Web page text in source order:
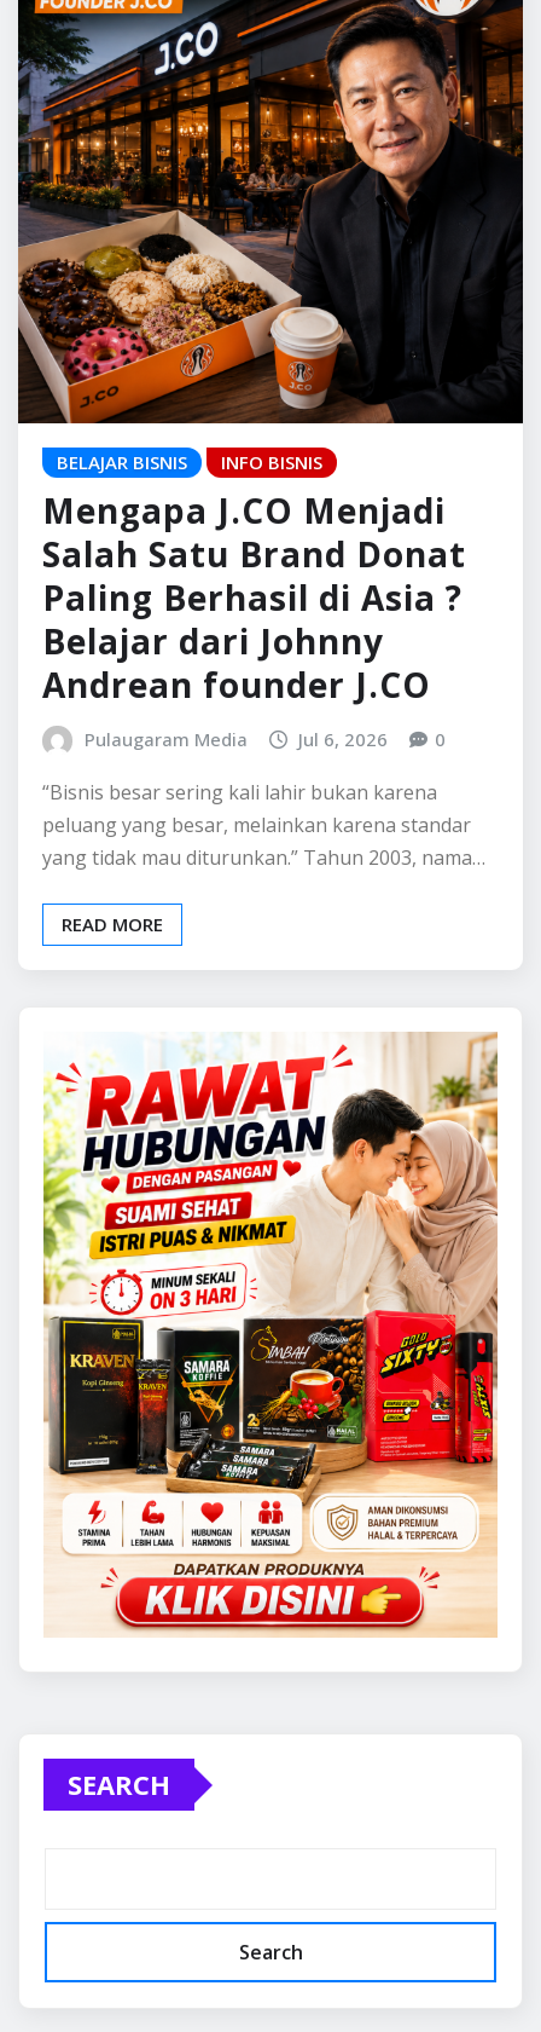
BELAJAR BISNIS INFO BISNIS
Mengapa J.CO Menjadi
Salah Satu Brand Donat
Paling Berhasil di Asia ?
Belajar dari Johnny
Andrean founder J.CO
Pulaugaram Media Jul 6, 2026 0
“Bisnis besar sering kali lahir bukan karena
peluang yang besar, melainkan karena standar
yang tidak mau diturunkan.” Tahun 2003, nama…
READ MORE
SEARCH
Search